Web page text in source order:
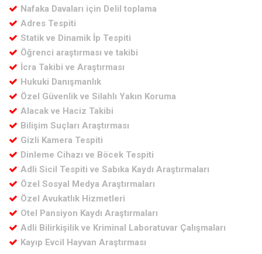
Nafaka Davaları için Delil toplama
Adres Tespiti
Statik ve Dinamik İp Tespiti
Öğrenci araştırması ve takibi
İcra Takibi ve Araştırması
Hukuki Danışmanlık
Özel Güvenlik ve Silahlı Yakın Koruma
Alacak ve Haciz Takibi
Bilişim Suçları Araştırması
Gizli Kamera Tespiti
Dinleme Cihazı ve Böcek Tespiti
Adli Sicil Tespiti ve Sabıka Kaydı Araştırmaları
Özel Sosyal Medya Araştırmaları
Özel Avukatlık Hizmetleri
Otel Pansiyon Kaydı Araştırmaları
Adli Bilirkişilik ve Kriminal Laboratuvar Çalışmaları
Kayıp Evcil Hayvan Araştırması